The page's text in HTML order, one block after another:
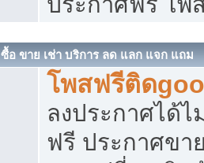
ซื้อ ขาย เช่า บริการ ลด แลก แจก แถม
โพสฟรีติด
ลงประกาศได้
ฟรี ประกาศข